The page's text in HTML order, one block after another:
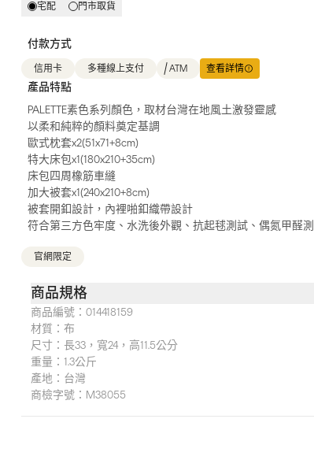
宅配 門市取貨
付款方式
信用卡 多種線上支付 ATM 查看詳情
產品特點
PALETTE素色系列顏色，取材台灣在地風土激發靈感
以柔和純粹的顏料奠定基調
歐式枕套x2(51x71+8cm)
特大床包x1(180x210+35cm)
床包四周橡筋車縫
加大被套x1(240x210+8cm)
被套開釦設計，內裡啪釦織帶設計
符合第三方色牢度、水洗後外觀、抗起毬測試、偶氮甲醛
官網限定
商品規格
商品編號： 014418159
材質： 布
尺寸： 長33，寬24，高11.5公分
重量： 1.3公斤
產地： 台灣
商檢字號： M38055